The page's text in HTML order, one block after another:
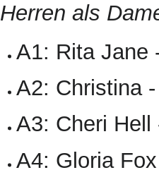
Herren als
A1: Rita Jane
A2: Christina
A3: Cheri
A4: Gloria